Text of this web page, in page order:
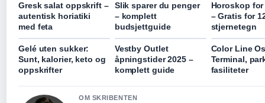
Gresk salat oppskrift –
autentisk horiatiki
med feta
Slik sparer du penger
– komplett
budsjettguide
Horoskop
– Gratis for
stjernetegn
Gelé uten sukker:
Sunt, kalorier, keto og
oppskrifter
Vestby Outlet
åpningstider 2025 –
komplett guide
Color Line
Terminal,
fasiliteter
OM SKRIBENTEN